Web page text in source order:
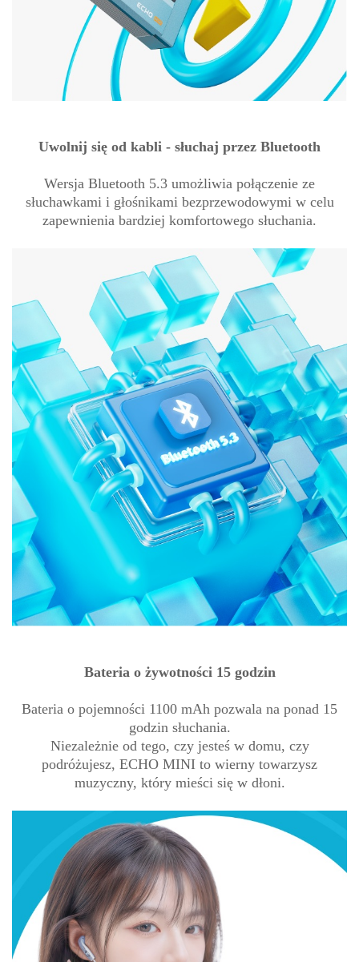
Uwolnij się od kabli - słuchaj przez Bluetooth
Wersja Bluetooth 5.3 umożliwia połączenie ze
słuchawkami i głośnikami bezprzewodowymi w celu
zapewnienia bardziej komfortowego słuchania.
Bateria o żywotności 15 godzin
Bateria o pojemności 1100 mAh pozwala na ponad 15
godzin słuchania.
Niezależnie od tego, czy jesteś w domu, czy
podróżujesz, ECHO MINI to wierny towarzysz
muzyczny, który mieści się w dłoni.